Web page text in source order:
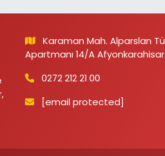
Karaman Mah. Alparslan
Apartmanı 14/A Afyonkarahisar
0272 212 21 00
[email protected]